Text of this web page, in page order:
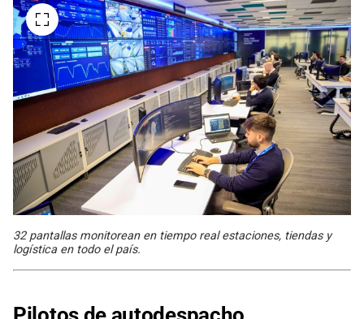
32 pantallas monitorean en tiempo real estaciones, tiendas y
logística en todo el país.